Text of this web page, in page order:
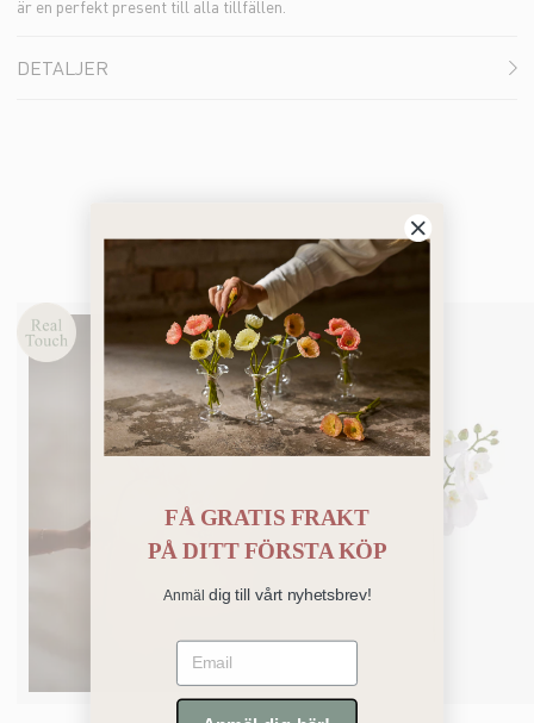
är en perfekt present till alla tillfällen.
DETALJER
Du kanske också gillar
FÅ GRATIS FRAKT
PÅDITT FÖRSTA KÖP
Anmäl dig till vårt nyhetsbrev!
Email